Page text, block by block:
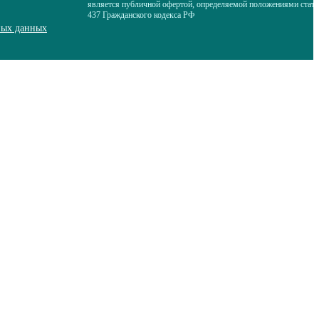
данных
является публичной офертой, определяемой положениями
437 Гражданского кодекса РФ